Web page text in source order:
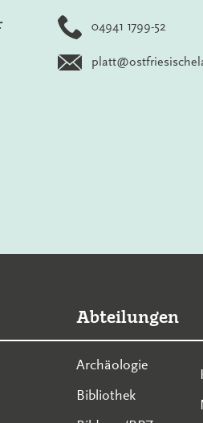
04941 1799-52
Abteilungen
Archäologie
Bibliothek